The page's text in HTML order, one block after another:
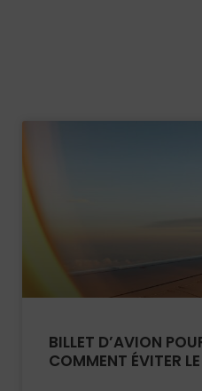
BILLET D’AVION
COMMENT ÉVITER